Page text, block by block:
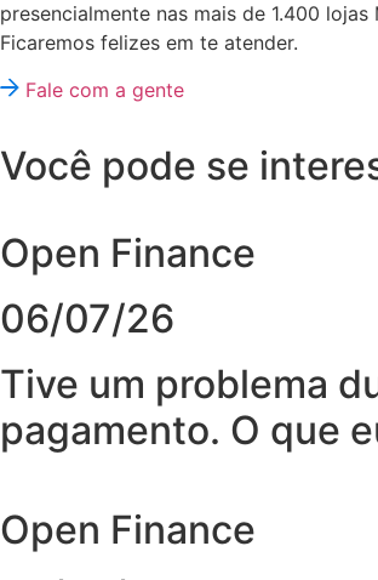
presencialmente nas mais de 1.400 lojas
Ficaremos felizes em te atender.
Fale com a gente
Você pode se
Open Finance
06/07/26
Tive um problema
pagamento. O que
Open Finance